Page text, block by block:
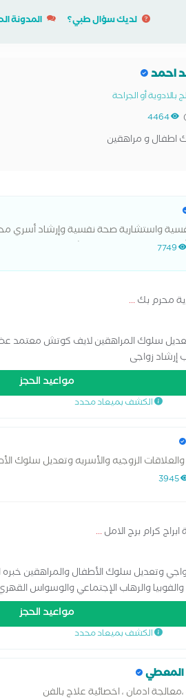
لديك سؤال طبي؟ المدونة
احمد
أو الجراحة
4464
اطفال و مراهقين
واستشارية صحة نفسية وإرشاد أسري
يسمع فيها صوته ويتشاف بعمق. سواء
7749
محرم بك...
سلوك المراهقين لايف كوتش معتمد عضو
إرشاد زواجى
مواعيد الحجز
الكشف بميعاد محدد
الزوجيه والأسريه وتعديل سلوك
3945
كرام برج الامل...
وتعديل سلوك الأطفال والمراهقين
والرهاب الإجتماعي والوسواس
العليا والإستراتيجيه . حاصله علي
مواعيد الحجز
الكشف بميعاد محدد
المعطي
ادمان ، اخصائية علاج بالفن